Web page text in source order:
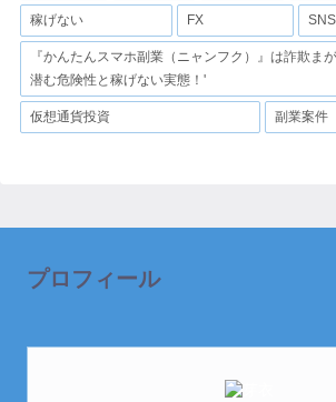
稼げない FX
『かんたんスマホ副業（ニャンフク）』は詐欺ま
潜む危険性と稼げない実態！'
仮想通貨投資 副業案件
プロフィール